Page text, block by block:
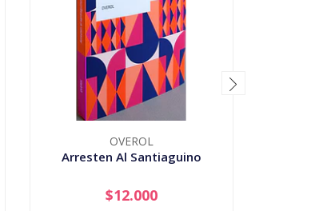
OVEROL
Arresten Al Santiaguino
+
$12.000